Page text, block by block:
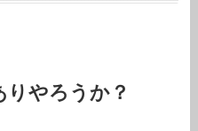
やろうか？